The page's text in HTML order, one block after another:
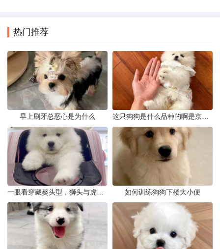
热门推荐
早上刷牙总恶心是为什么
如何训练狗狗下楼大小便